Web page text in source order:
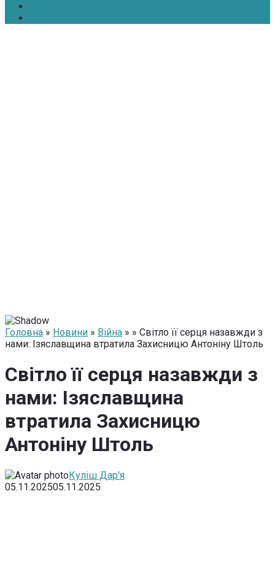
Головна » Новини » Війна » » Світло її серця назавжди з
нами: Ізяславщина втратила Захисницю Антоніну Штоль
Світло її серця назавжди з
нами: Ізяславщина
втратила Захисницю
Антоніну Штоль
Куліш Дар'я
05.11.202505.11.2025